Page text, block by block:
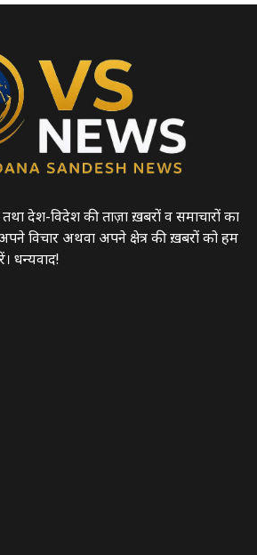
देश-विदेश की ताज़ा ख़बरों व समाचारों का
विचार अथवा अपने क्षेत्र की ख़बरों को हम
धन्यवाद!